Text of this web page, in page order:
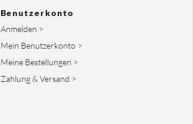
Benutzerkonto
Anmelden >
Mein Benutzerkonto >
Meine Bestellungen >
Zahlung & Versand >